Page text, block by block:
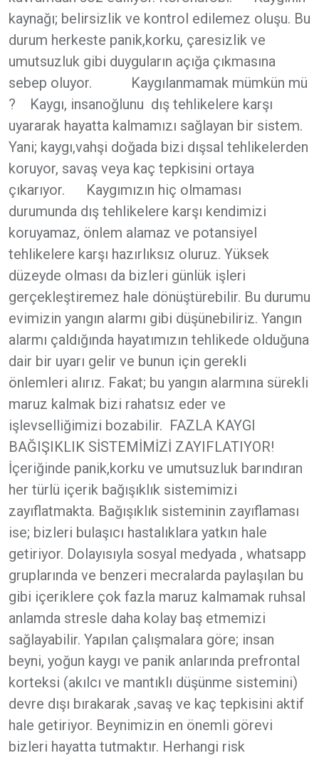
kaynağı; belirsizlik ve kontrol edilemez oluşu. Bu
durum herkeste panik,korku, çaresizlik ve
umutsuzluk gibi duyguların açığa çıkmasına
sebep oluyor. Kaygılanmamak mümkün mü
? Kaygı, insanoğlunu dış tehlikelere karşı
uyararak hayatta kalmamızı sağlayan bir sistem.
Yani; kaygı,vahşi doğada bizi dışsal tehlikelerden
koruyor, savaş veya kaç tepkisini ortaya
çıkarıyor. Kaygımızın hiç olmaması
durumunda dış tehlikelere karşı kendimizi
koruyamaz, önlem alamaz ve potansiyel
tehlikelere karşı hazırlıksız oluruz. Yüksek
düzeyde olması da bizleri günlük işleri
gerçekleştiremez hale dönüştürebilir. Bu durumu
evimizin yangın alarmı gibi düşünebiliriz. Yangın
alarmı çaldığında hayatımızın tehlikede olduğuna
dair bir uyarı gelir ve bunun için gerekli
önlemleri alırız. Fakat; bu yangın alarmına sürekli
maruz kalmak bizi rahatsız eder ve
işlevselliğimizi bozabilir. FAZLA KAYGI
BAĞIŞIKLIK SİSTEMİMİZİ ZAYIFLATIYOR!
İçeriğinde panik,korku ve umutsuzluk barındıran
her türlü içerik bağışıklık sistemimizi
zayıflatmakta. Bağışıklık sisteminin zayıflaması
ise; bizleri bulaşıcı hastalıklara yatkın hale
getiriyor. Dolayısıyla sosyal medyada , whatsapp
gruplarında ve benzeri mecralarda paylaşılan bu
gibi içeriklere çok fazla maruz kalmamak ruhsal
anlamda stresle daha kolay baş etmemizi
sağlayabilir. Yapılan çalışmalara göre; insan
beyni, yoğun kaygı ve panik anlarında prefrontal
korteksi (akılcı ve mantıklı düşünme sistemini)
devre dışı bırakarak ,savaş ve kaç tepkisini aktif
hale getiriyor. Beynimizin en önemli görevi
bizleri hayatta tutmaktır. Herhangi risk